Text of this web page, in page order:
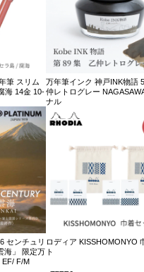
筆 スリム
海 14金 10-
万年筆インク 神戸INK物語
仲レトログレー
ナル
センチュリ
海」 限定万
EF/ F/M
ロディア KISSHOMONYO
ト